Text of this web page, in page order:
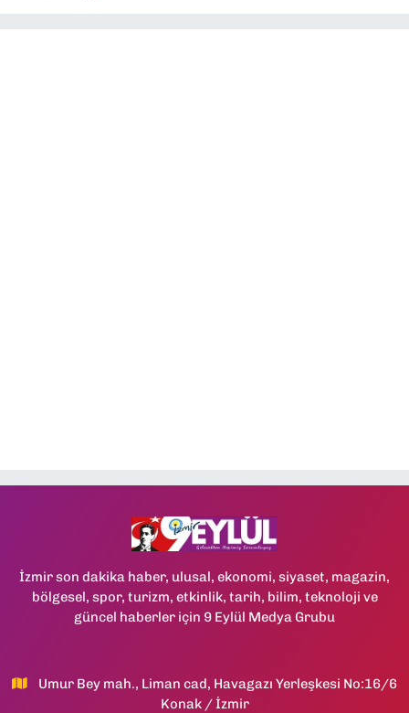
İzmir son dakika haber, ulusal, ekonomi, siyaset, magazin,
bölgesel, spor, turizm, etkinlik, tarih, bilim, teknoloji ve
güncel haberler için 9 Eylül Medya Grubu
Umur Bey mah., Liman cad, Havagazı Yerleşkesi No:16/6
Konak / İzmir